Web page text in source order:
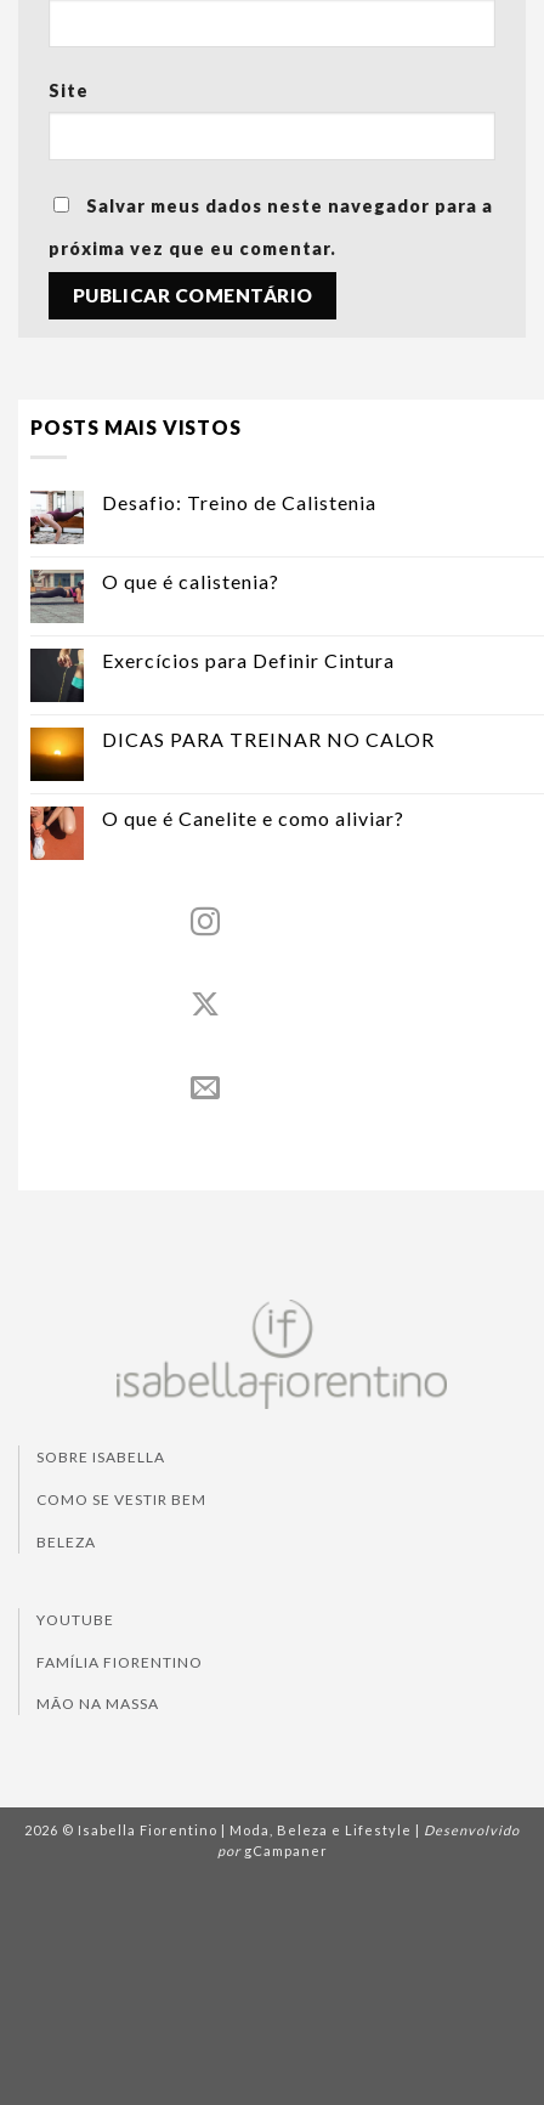
Site
Salvar meus dados neste navegador para a
próxima vez que eu comentar.
POSTS MAIS VISTOS
Desafio: Treino de Calistenia
O que é calistenia?
Exercícios para Definir Cintura
DICAS PARA TREINAR NO CALOR
O que é Canelite e como aliviar?
SOBRE ISABELLA
COMO SE VESTIR BEM
BELEZA
YOUTUBE
FAMÍLIA FIORENTINO
MÃO NA MASSA
2026 © Isabella Fiorentino | Moda, Beleza e Lifestyle | Desenvolvido
por gCampaner